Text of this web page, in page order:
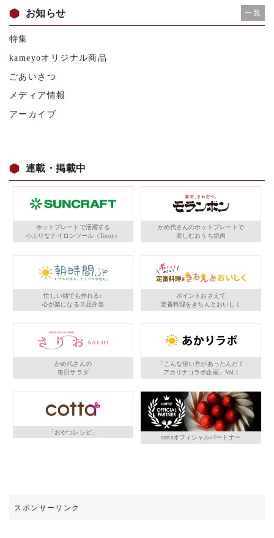
お知らせ 一覧
特集
kameyoオリジナル商品
ごあいさつ
メディア情報
アーカイブ
連載・掲載中
ホットプレートで活躍する
小ぶりなナイロンツール（Toory）
かめ代さんのホットプレートで
楽しむおうち焼肉
忙しい朝でも作れる♪
心が楽になる２品弁当
ポイントおさえて
定番料理をきちんとおいしく
かめ代さんの
毎日サラダ
「こんな使い方があったんだ！
アカリナコラボ企画」Vol.1
「おやつレシピ」
cottaオフィシャルパートナー